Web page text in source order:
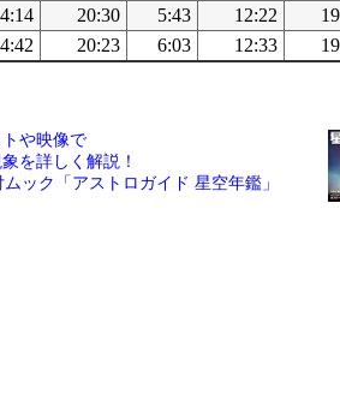
4:14 20:30 5:43 12:22
4:42 20:23 6:03 12:33
や映像で
を詳しく解説！
ック「アストロガイド 星空年鑑」